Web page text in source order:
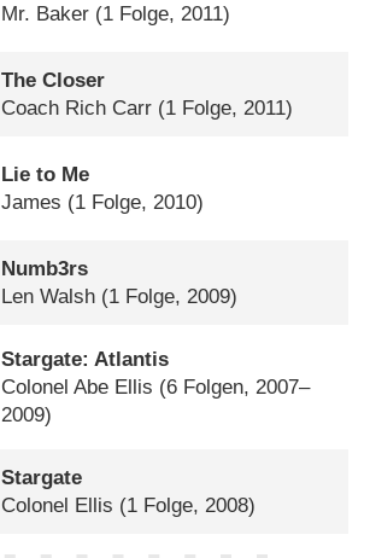
Mr. Baker (1 Folge, 2011)
The Closer
Coach Rich Carr (1 Folge, 2011)
Lie to Me
James (1 Folge, 2010)
Numb3rs
Len Walsh (1 Folge, 2009)
Stargate: Atlantis
Colonel Abe Ellis (6 Folgen, 2007–
2009)
Stargate
Colonel Ellis (1 Folge, 2008)